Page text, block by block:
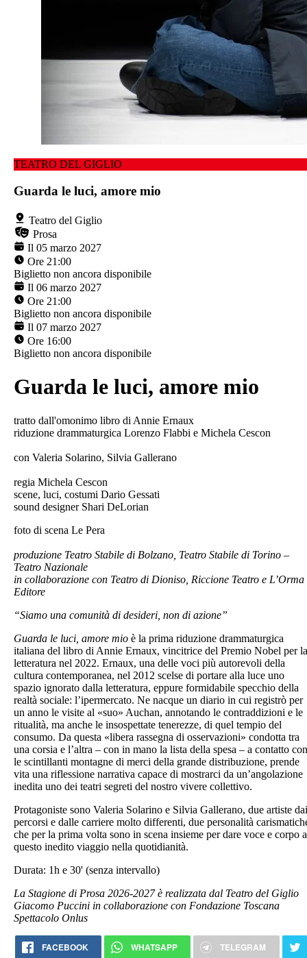
TEATRO DEL GIGLIO
Guarda le luci, amore mio
Teatro del Giglio
Prosa
Il 05 marzo 2027
Ore 21:00
Biglietto non ancora disponibile
Il 06 marzo 2027
Ore 21:00
Biglietto non ancora disponibile
Il 07 marzo 2027
Ore 16:00
Biglietto non ancora disponibile
Guarda le luci, amore mio
tratto dall'omonimo libro di Annie Ernaux
riduzione drammaturgica Lorenzo Flabbi e Michela Cescon
con Valeria Solarino, Silvia Gallerano
regia Michela Cescon
scene, luci, costumi Dario Gessati
sound designer Shari DeLorian
foto di scena Le Pera
produzione Teatro Stabile di Bolzano, Teatro Stabile di Torino –
Teatro Nazionale
in collaborazione con Teatro di Dioniso, Riccione Teatro e L’Orma
Editore
“Siamo una comunità di desideri, non di azione”
Guarda le luci, amore mio è la prima riduzione drammaturgica
italiana del libro di Annie Ernaux, vincitrice del Premio Nobel per la
letteratura nel 2022. Ernaux, una delle voci più autorevoli della
cultura contemporanea, nel 2012 scelse di portare alla luce uno
spazio ignorato dalla letteratura, eppure formidabile specchio della
realtà sociale: l’ipermercato. Ne nacque un diario in cui registrò per
un anno le visite al «suo» Auchan, annotando le contraddizioni e le
ritualità, ma anche le insospettate tenerezze, di quel tempio del
consumo. Da questa «libera rassegna di osservazioni» condotta tra
una corsia e l’altra – con in mano la lista della spesa – a contatto con
le scintillanti montagne di merci della grande distribuzione, prende
vita una riflessione narrativa capace di mostrarci da un’angolazione
inedita uno dei teatri segreti del nostro vivere collettivo.
Protagoniste sono Valeria Solarino e Silvia Gallerano, due artiste dai
percorsi e dalle carriere molto differenti, due personalità
che per la prima volta sono in scena insieme per dare voce e corpo a
questo inedito viaggio nella quotidianità.
Durata: 1h e 30' (senza intervallo)
La Stagione di Prosa 2026-2027 è realizzata dal Teatro del Giglio
Giacomo Puccini in collaborazione con Fondazione Toscana
Spettacolo Onlus
FACEBOOK WHATSAPP TELEGRAM